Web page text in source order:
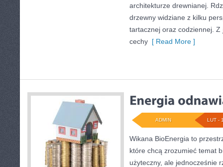
architekturze drewnianej.
drzewny widziane z kilku
tartacznej oraz codziennej.
cechy [ Read More ]
LUT -
ADMIN
Wikana BioEnergia to
które chcą zrozumieć temat
użyteczny, ale jednocześnie